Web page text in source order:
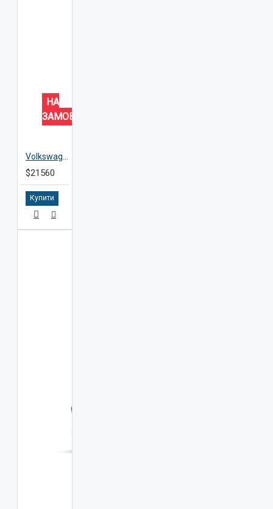
НА
ЗАМОВЛЕННЯ
$21560
Купити